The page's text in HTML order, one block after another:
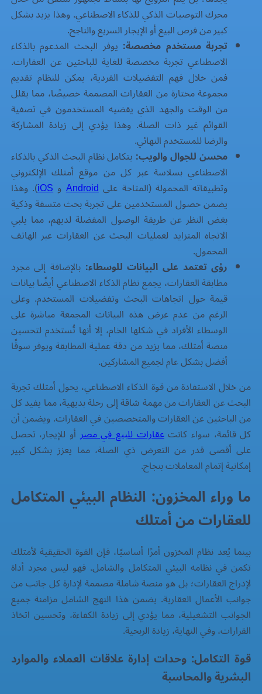
محرك التوصيات الذكي للذكاء الاصطناعي. وهذا يزيد بشكل
كبير من فرص البيع أو الإيجار السريع والناجح.
تجربة مستخدم مخصصة: يوفر البحث المدعوم بالذكاء
الاصطناعي تجربة مخصصة للغاية للباحثين عن العقارات.
فمن خلال فهم التفضيلات الفردية، يمكن للنظام تقديم
مجموعة مختارة من العقارات المصممة خصيصًا، مما يقلل
من الوقت والجهد الذي يقضيه المستخدمون في تصفية
القوائم غير ذات الصلة. وهذا يؤدي إلى زيادة المشاركة
والرضا للمستخدم النهائي.
محسن للجوال والويب: يتكامل نظام البحث الذكي بالذكاء
الاصطناعي بسلاسة عبر كل من موقع أمتلك الإلكتروني
وتطبيقاته المحمولة (المتاحة علىAndroid و iOS). وهذا
يضمن حصول المستخدمين على تجربة بحث متسقة وذكية
بغض النظر عن طريقة الوصول المفضلة لديهم، مما يلبي
الاتجاه المتزايد لعمليات البحث عن العقارات عبر الهاتف
المحمول.
رؤى تعتمد على البيانات للوسطاء: بالإضافة إلى مجرد
مطابقة العقارات، يجمع نظام الذكاء الاصطناعي أيضًا بيانات
قيمة حول اتجاهات البحث وتفضيلات المستخدم. وعلى
الرغم من عدم عرض هذه البيانات المجمعة مباشرة على
الوسطاء الأفراد في شكلها الخام، إلا أنها تُستخدم لتحسين
منصة أمتلك، مما يزيد من دقة عملية المطابقة ويوفر سوقًا
أفضل بشكل عام لجميع المشاركين.
من خلال الاستفادة من قوة الذكاء الاصطناعي، يحول أمتلك تجربة
البحث عن العقارات من مهمة شاقة إلى رحلة بديهية، مما يفيد كل
من الباحثين عن العقارات والمتخصصين في العقارات. ويضمن أن
كل قائمة، سواء كانتعقارات للبيع في مصرأو للإيجار، تحصل
على أقصى قدر من التعرض ذي الصلة، مما يعزز بشكل كبير
إمكانية إتمام المعاملات بنجاح.
ما وراء المخزون: النظام البيئي المتكامل
للعقارات من أمتلك
بينما يُعد نظام المخزون أمرًا أساسيًا، فإن القوة الحقيقية لأمتلك
تكمن في نظامه البيئي المتكامل والشامل. فهو ليس مجرد أداة
لإدراج العقارات؛ بل هو منصة شاملة مصممة لإدارة كل جانب من
جوانب الأعمال العقارية. يضمن هذا النهج الشامل مزامنة جميع
الجوانب التشغيلية، مما يؤدي إلى زيادة الكفاءة، وتحسين اتخاذ
القرارات، وفي النهاية، زيادة الربحية.
قوة التكامل: وحدات إدارة علاقات العملاء والموارد
البشرية والمحاسبة